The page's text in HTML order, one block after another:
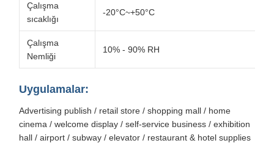
Çalışma
sıcaklığı
-20°C~+50°C
Çalışma
Nemliği
10% - 90% RH
Uygulamalar:
Advertising publish / retail store / shopping mall / home
cinema / welcome display / self-service business / exhibition
hall / airport / subway / elevator / restaurant & hotel supplies